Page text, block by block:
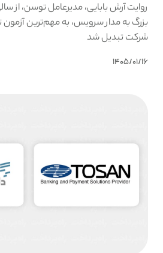
روایت آرش بابایی، مدیرعامل توسن، از
بزرگ به مدار سرویس، به مهم‌ترین
شرکت تبدیل شد
1405/01/16